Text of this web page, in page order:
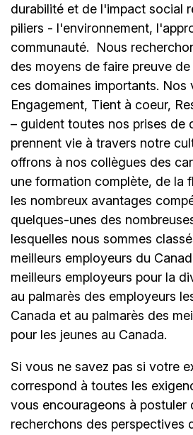
durabilité et de l'impact social
piliers - l'environnement,
communauté.
Nous
des moyens de faire preuve
ces domaines importants. Nos
Engagement, Tient à coeur,
– guident toutes nos prises de
prennent vie à travers notre
offrons à nos collègues des
une formation complète, de la
les nombreux avantages
quelques-unes des
lesquelles nous sommes
meilleurs employeurs du
meilleurs employeurs pour la
au palmarès des employeurs
Canada et au palmarès des
pour les jeunes au Canada.
Si vous ne savez pas si votre
correspond à toutes les
vous encourageons à postuler
recherchons des perspectives